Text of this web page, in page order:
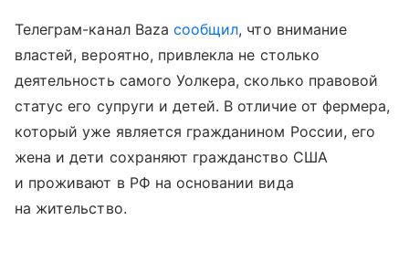
Телеграм-канал Baza сообщил, что внимание
властей, вероятно, привлекла не столько
деятельность самого Уолкера, сколько правовой
статус его супруги и детей. В отличие от фермера,
который уже является гражданином России, его
жена и дети сохраняют гражданство США
и проживают в РФ на основании вида
на жительство.